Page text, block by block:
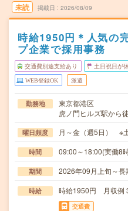
未読 掲載日 2026/08/09
時給1950円＊人気の
プ企業で採用事務
交通費別途支給あり 土日祝日が
WEB登録OK 派遣
勤務地
東京都港区
虎ノ門ヒルズ駅から
曜日頻度 月～金（週5日） ※
時間 09:00～18:00(実働8
期間 2026年09月上旬～
時給 時給1950円 月収例
交通費